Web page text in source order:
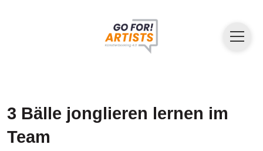
3 Bälle jonglieren lernen im
Team